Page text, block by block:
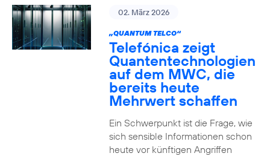
02. März 2026
„QUANTUM TELCO“
Telefónica zeigt
Quanten­technologien
auf dem MWC, die
bereits heute
Mehrwert schaffen
Ein Schwerpunkt ist die Frage, wie
sich sensible Informationen schon
heute vor künftigen Angriffen